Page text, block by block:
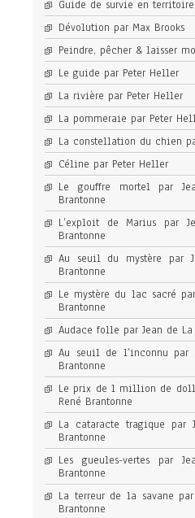
Guide de survie en
Dévolution par Max Brooks
Peindre, pêcher & laisser
Le guide par Peter Heller
La rivière par Peter Heller
La pommeraie par Peter
La constellation du chien
Céline par Peter Heller
Le gouffre mortel par
Brantonne
L’exploit de Marius par
Brantonne
Au seuil du mystère par
Brantonne
Le mystère du lac sacré
Brantonne
Audace folle par Jean de
Au seuil de l’inconnu par
Brantonne
Le prix de 1 million de
René Brantonne
La cataracte tragique par
Brantonne
Les gueules-vertes par
Brantonne
La terreur de la savane
Brantonne